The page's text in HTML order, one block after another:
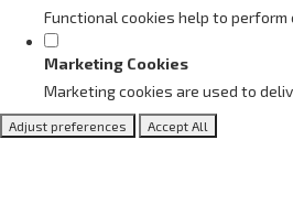
Functional cookies help to
Marketing Cookies
Marketing cookies are used to
Adjust preferences Accept All